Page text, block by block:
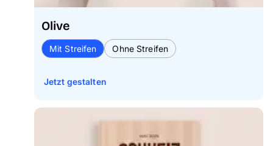
Olive
Mit Streifen Ohne Streifen
Jetzt gestalten